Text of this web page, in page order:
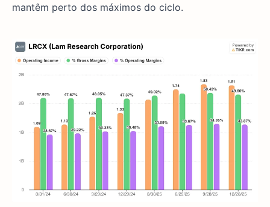
mantêm perto dos máximos do ciclo.